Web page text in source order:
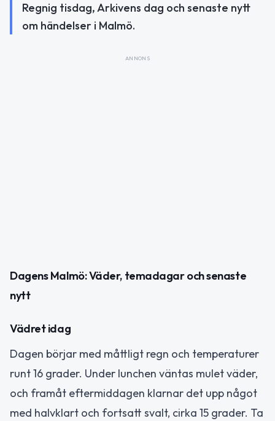
Regnig tisdag, Arkivens dag och senaste nytt
om händelser i Malmö.
ANNONS
Dagens Malmö: Väder, temadagar och senaste
nytt
Vädret idag
Dagen börjar med måttligt regn och temperaturer
runt 16 grader. Under lunchen väntas mulet väder,
och framåt eftermiddagen klarnar det upp något
med halvklart och fortsatt svalt, cirka 15 grader. Ta